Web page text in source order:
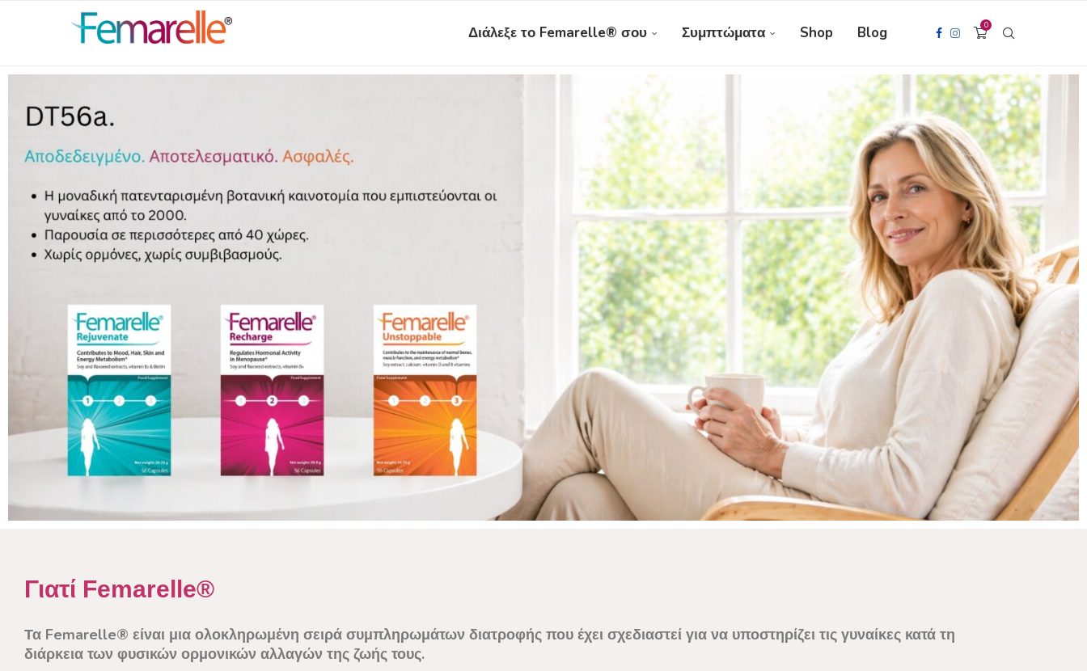
Διάλεξε το Femarelle® σου Συμπτώματα Shop Blog 0
Γιατί Femarelle®
Τα Femarelle® είναι μια ολοκληρωμένη σειρά συμπληρωμάτων διατροφής που έχει σχεδιαστεί για να υποστηρίζει τις γυναίκες κατά τη
διάρκεια των φυσικών ορμονικών αλλαγών της ζωής τους.